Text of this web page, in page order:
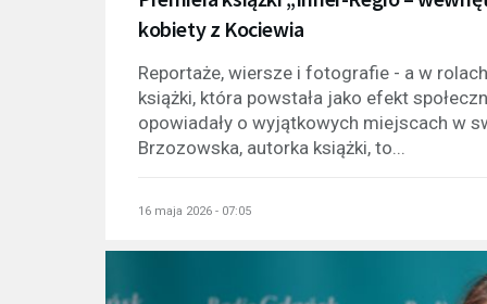
kobiety z Kociewia
Reportaże, wiersze i fotografie - a w
książki, która powstała jako efekt
opowiadały o wyjątkowych miejscach w
Brzozowska, autorka książki, to...
16 maja 2026 - 07:05